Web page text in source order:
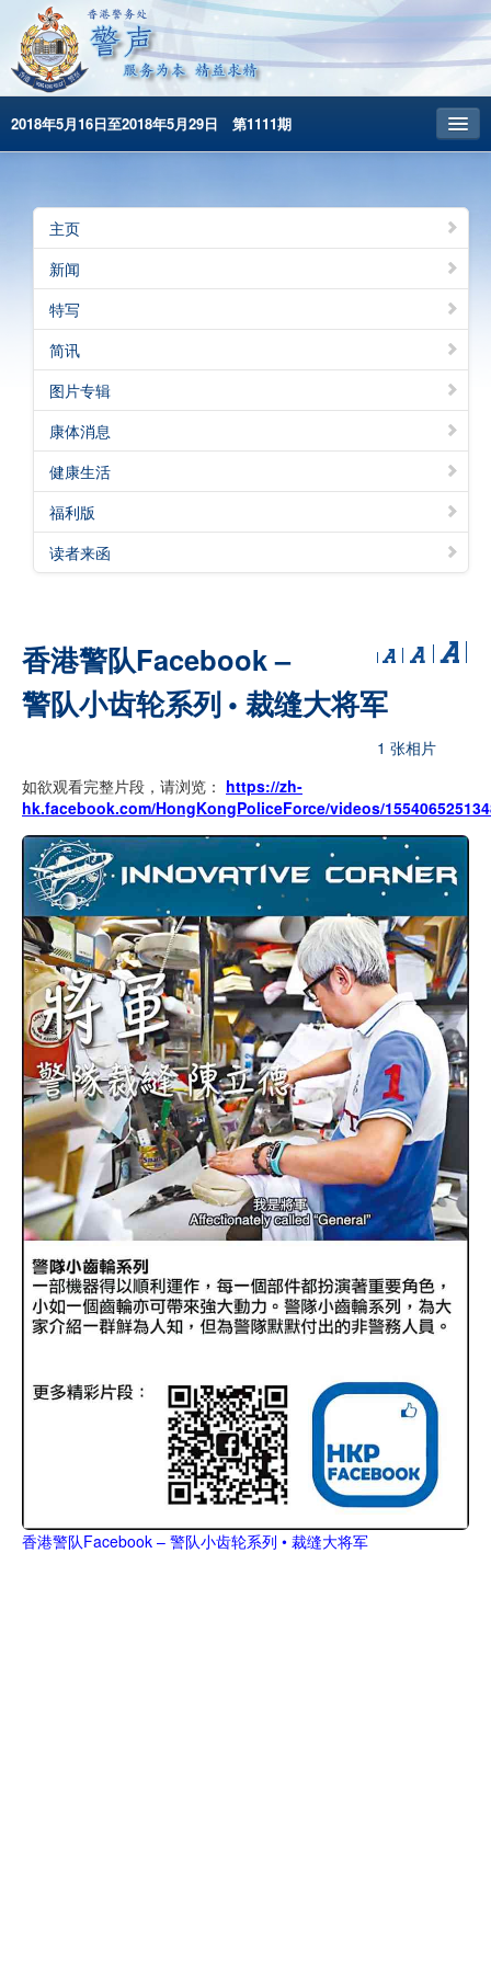
2018年5月16日至2018年5月29日 第1111期
昔日警声
警务处主页
繁體版
English
主页
新闻
特写
简讯
图片专辑
康体消息
健康生活
福利版
读者来函
香港警队Facebook –
警队小齿轮系列 • 裁缝大将军
1 张相片
如欲观看完整片段，请浏览： https://zh-
hk.facebook.com/HongKongPoliceForce/videos/
香港警队Facebook – 警队小齿轮系列 • 裁缝大将军